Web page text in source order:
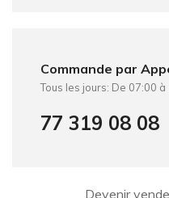
Commande par
Tous les jours: De 07:00 à
77 319 08 08
Devenir